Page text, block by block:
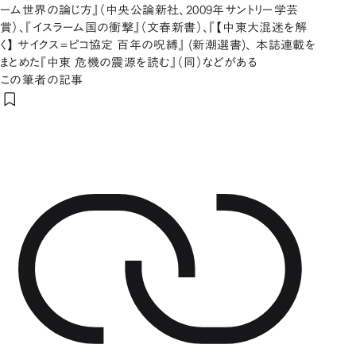
ーム世界の論じ方』（中央公論新社、2009年サントリー学芸
賞）、『イスラーム国の衝撃』（文春新書）、『【中東大混迷を解
く】 サイクス=ピコ協定 百年の呪縛』 (新潮選書)、 本誌連載を
まとめた『中東 危機の震源を読む』（同）などがある
この筆者の記事